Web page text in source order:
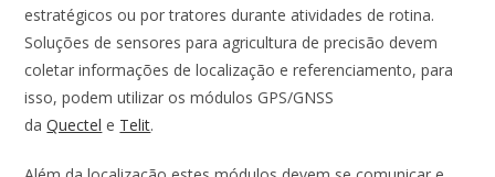
estratégicos ou por tratores durante atividades de rotina.
Soluções de sensores para agricultura de precisão devem
coletar informações de localização e referenciamento, para
isso, podem utilizar os módulos GPS/GNSS
daQuectel e Telit.